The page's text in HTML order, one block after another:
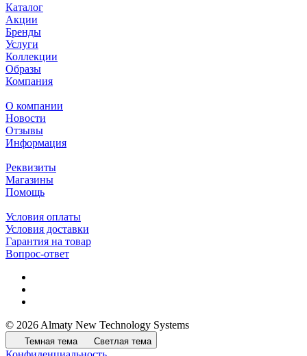
Каталог
Акции
Бренды
Услуги
Коллекции
Образы
Компания
О компании
Новости
Отзывы
Информация
Реквизиты
Магазины
Помощь
Условия оплаты
Условия доставки
Гарантия на товар
Вопрос-ответ
© 2026 Almaty New Technology Systems
Темная тема Светлая тема